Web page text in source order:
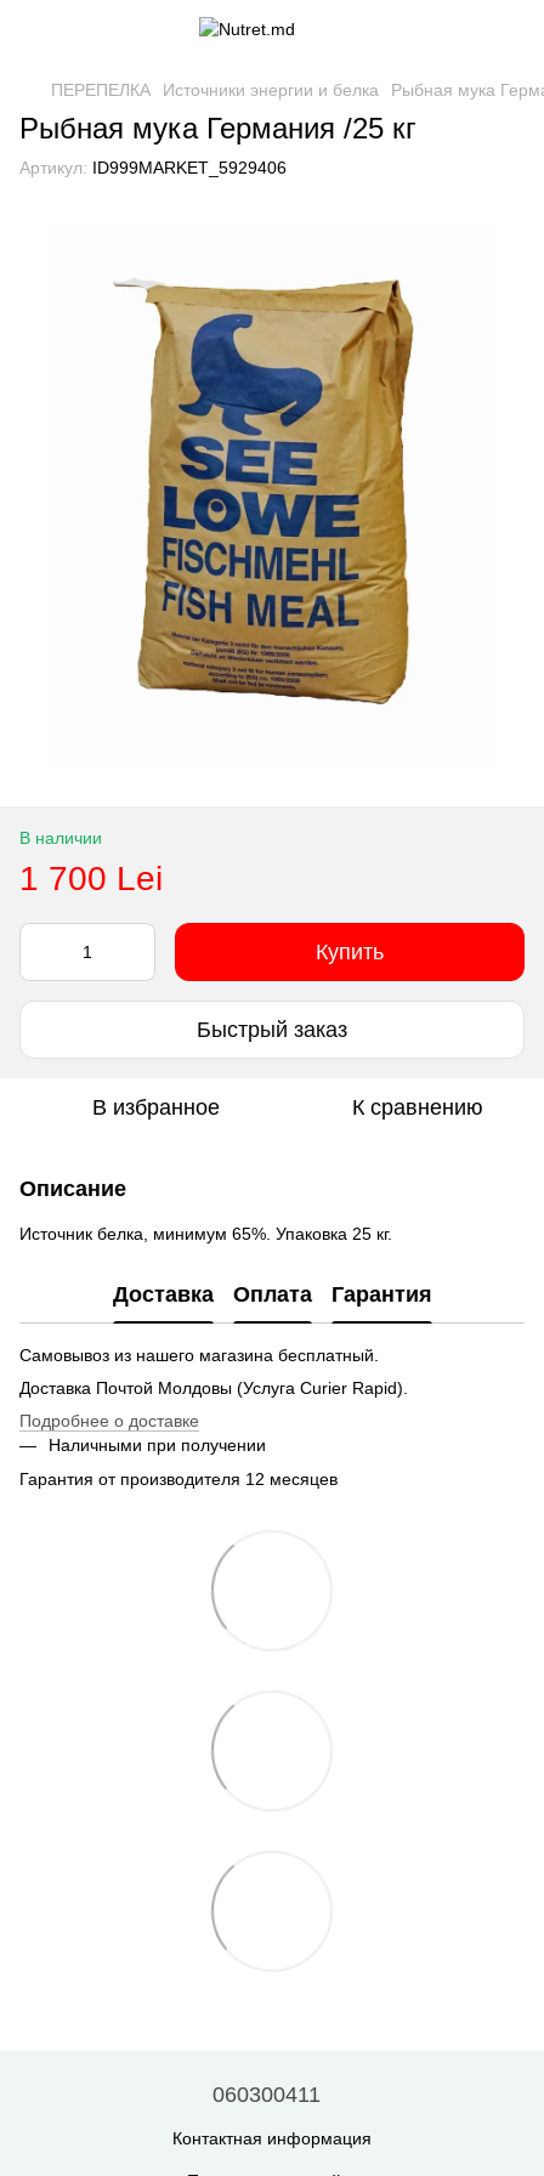
ПЕРЕПЕЛКА Источники энергии и белка Рыбная мука
Рыбная мука Германия /25 кг
Артикул: ID999MARKET_5929406
В наличии
1 700 Lei
Купить
Быстрый заказ
В избранное К сравнению
Описание
Источник белка, минимум 65%. Упаковка 25 кг.
Доставка Оплата Гарантия
Самовывоз из нашего магазина бесплатный.
Доставка Почтой Молдовы (Услуга Curier Rapid).
Подробнее о доставке
Наличными при получении
Гарантия от производителя 12 месяцев
060300411
Контактная информация